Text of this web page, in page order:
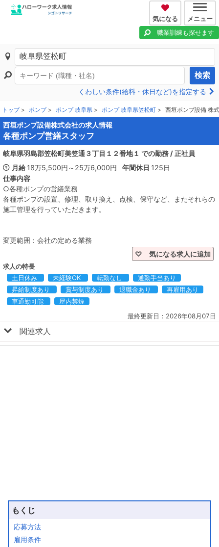
気になる メニュー
職業訓練も探せます
検索
くわしい条件(給料・休日など)を指定する
トップ ポンプ ポンプ 岐阜県 ポンプ 岐阜県笠松町 西垣ポンプ設備 株
西垣ポンプ設備株式会社の求人情報
各種ポンプ営繕スタッフ
岐阜県羽島郡笠松町美笠通３丁目１２番地１ での勤務 /正社員
月給18万5,500円～25万6,000円 年間休日 125日
仕事内容
○各種ポンプの営繕業務
各種ポンプの設置、修理、取り換え、点検、保守など、またそれらの
施工管理を行っていただきます。
♡ 気になる求人に追加
求人の特長
土日休み
未経験OK 転勤なし
通勤手当あり
昇給制度あり
賞与制度あり 退職金あり
再雇用あり
車通勤可能
屋内禁煙
最終更新日：2026年08月07日
関連求人
もくじ
応募方法
雇用条件